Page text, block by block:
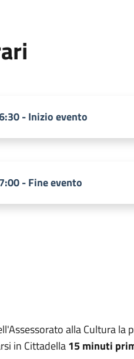
- Inizio evento
- Fine evento
alla Cultura la
in Cittadella15 minuti